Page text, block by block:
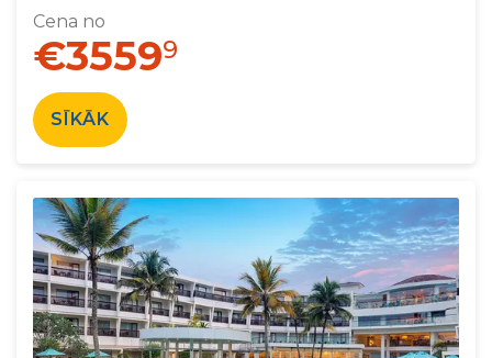
Cena no
€35599
SĪKĀK